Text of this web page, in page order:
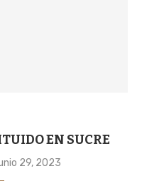
EN SUCRE
29, 2023